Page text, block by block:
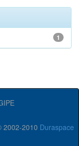
1
2002-2010 Duraspace